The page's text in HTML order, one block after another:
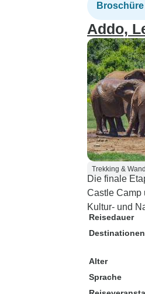
Addo,
Trekking &
Die finale
Castle Camp
Kultur- und
Reisedauer
Destinationen
Alter
Sprache